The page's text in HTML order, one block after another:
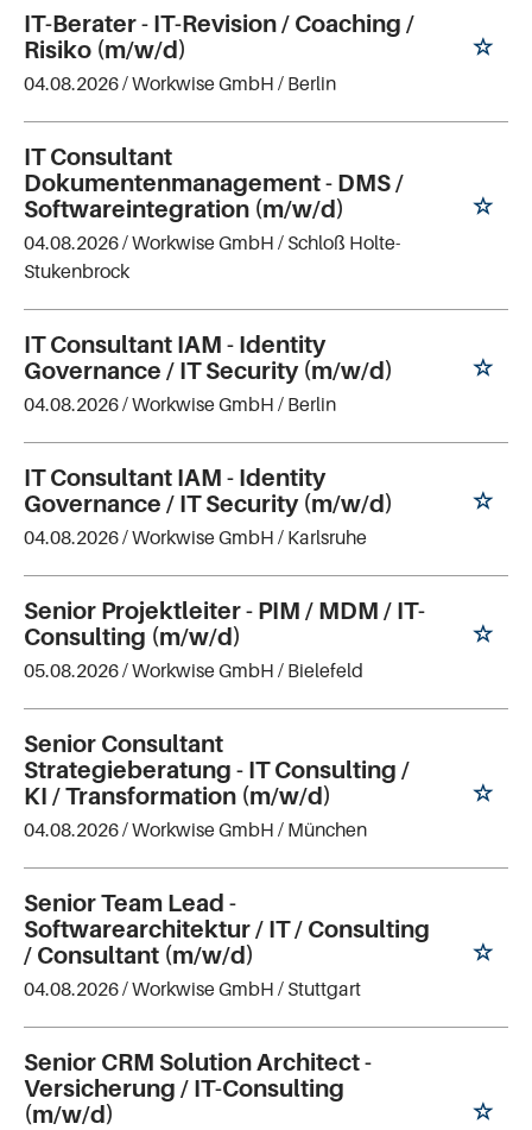
IT-Berater - IT-Revision / Coaching /
Risiko (m/w/d)
04.08.2026 /Workwise GmbH / Berlin
IT Consultant
Dokumentenmanagement - DMS /
Softwareintegration (m/w/d)
04.08.2026 /Workwise GmbH / Schloß Holte-
Stukenbrock
IT Consultant IAM - Identity
Governance / IT Security (m/w/d)
04.08.2026 /Workwise GmbH / Berlin
IT Consultant IAM - Identity
Governance / IT Security (m/w/d)
04.08.2026 /Workwise GmbH / Karlsruhe
Senior Projektleiter - PIM / MDM / IT-
Consulting (m/w/d)
05.08.2026 /Workwise GmbH / Bielefeld
Senior Consultant
Strategieberatung - IT Consulting /
KI / Transformation (m/w/d)
04.08.2026 /Workwise GmbH / München
Senior Team Lead -
Softwarearchitektur / IT / Consulting
/ Consultant (m/w/d)
04.08.2026 /Workwise GmbH / Stuttgart
Senior CRM Solution Architect -
Versicherung / IT-Consulting
(m/w/d)